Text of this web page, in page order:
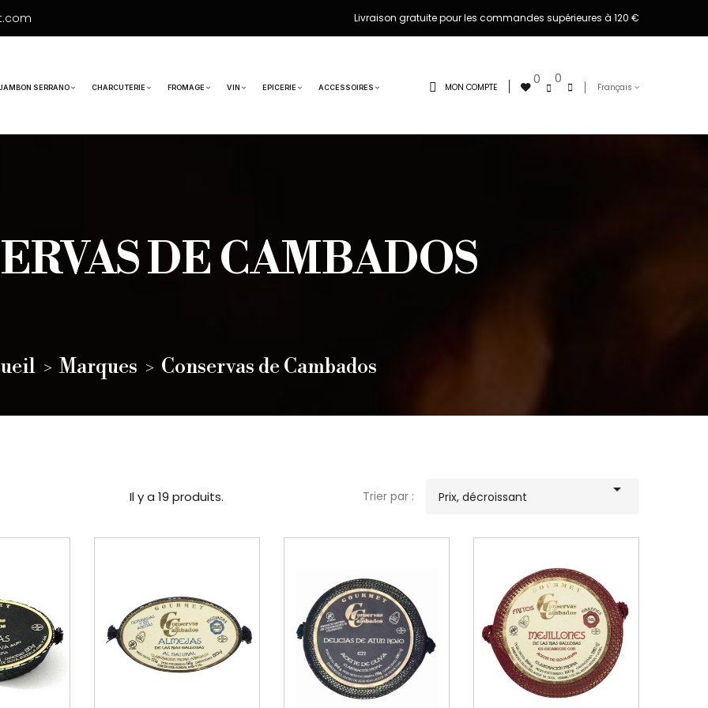
Livraison gratuite pour les commandes supérieures à 120 €
SERRANO CHARCUTERIE FROMAGE VIN EPICERIE ACCESSOIRES Français
0
0
MON COMPTE
DE CAMBADOS
Marques Conservas de Cambados
Il y a 19 produits. Trier par : Prix, décroissant 